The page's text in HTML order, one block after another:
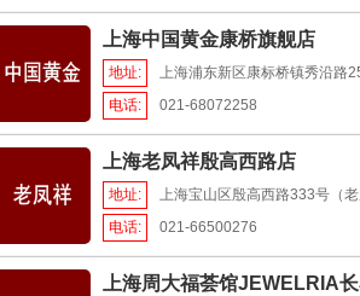
上海中国黄金康桥旗舰店
地址:
上海浦东新区康标桥镇秀沿路
电话:
021-68072258
上海老凤祥殷高西路店
地址:
上海宝山区殷高西路333号（老
电话:
021-66500276
上海周大福荟馆JEWELRIA